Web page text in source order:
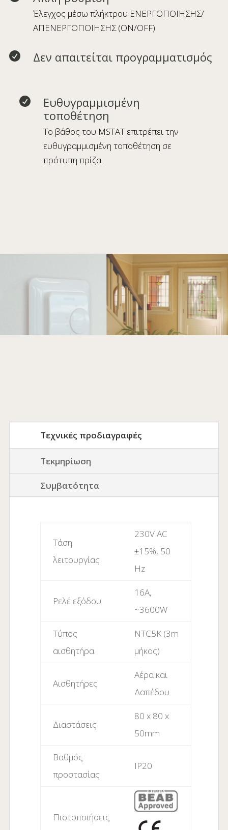
Έλεγχος μέσω πλήκτρου ΕΝΕΡΓΟΠΟΙΗΣΗΣ/
ΑΠΕΝΕΡΓΟΠΟΙΗΣΗΣ (ON/OFF)
 Δεν απαιτείται προγραμματισμός

Ευθυγραμμισμένη
τοποθέτηση
Το βάθος του MSTAT επιτρέπει την
ευθυγραμμισμένη τοποθέτηση σε
πρότυπη πρίζα.
Τεχνικές προδιαγραφές
Τεκμηρίωση
Συμβατότητα
Τάση
λειτουργίας
230V AC
±15%, 50
Hz
Ρελέ εξόδου
16A,
~3600W
Τύπος
αισθητήρα
NTC5K (3m
μήκος)
Αισθητήρες
Αέρα και
Δαπέδου
Διαστάσεις
80 x 80 x
50mm
Βαθμός
προστασίας
IP20
Πιστοποιήσεις